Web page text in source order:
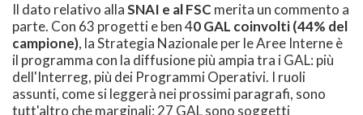
Il dato relativo allaSNAI e al FSC merita un commento a
parte. Con 63 progetti e ben 40 GAL coinvolti (44% del
campione), la Strategia Nazionale per le Aree Interne è
il programma con la diffusione più ampia tra i GAL: più
dell'Interreg, più dei Programmi Operativi. I ruoli
assunti, come si leggerà nei prossimi paragrafi, sono
tutt'altro che marginali: 27 GAL sono soggetti